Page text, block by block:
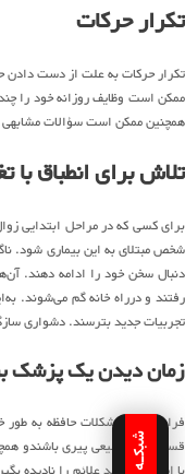
تکرار حرکات
تکرار حرکات به علت از دست
ممکن است وظایف روزانه خود را
همچنین ممکن است سؤالات مشابهی
تلاش برای انطباق با
برای کسی که در مراحل ابتدایی
شخص مبتلای به این بیماری شود.
دنبال سخن خود را ادامه دهند.
رفتند و درراه خانه گم می‌شوند.
تجربیات جدید بترسند. دشواری
زمان دیدن یک پزشک
فراموشی و مشکلات حافظه به
قسمت های طبیعی پیری باشندو